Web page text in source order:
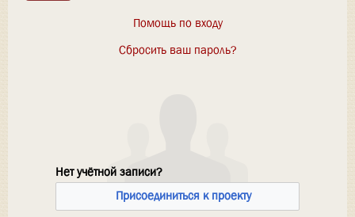
Помощь по входу
Сбросить ваш пароль?
Нет учётной записи?
Присоединиться к проекту